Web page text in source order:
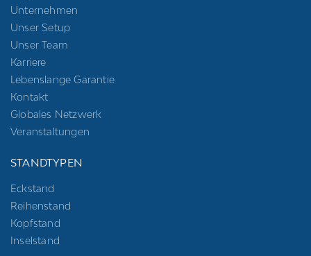
Unternehmen
Unser Setup
Unser Team
Karriere
Lebenslange Garantie
Kontakt
Globales Netzwerk
Veranstaltungen
STANDTYPEN
Eckstand
Reihenstand
Kopfstand
Inselstand